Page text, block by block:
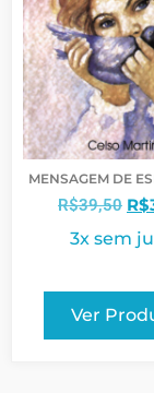
MENSAGEM DE
R$39,50 R$
3x sem
Ver